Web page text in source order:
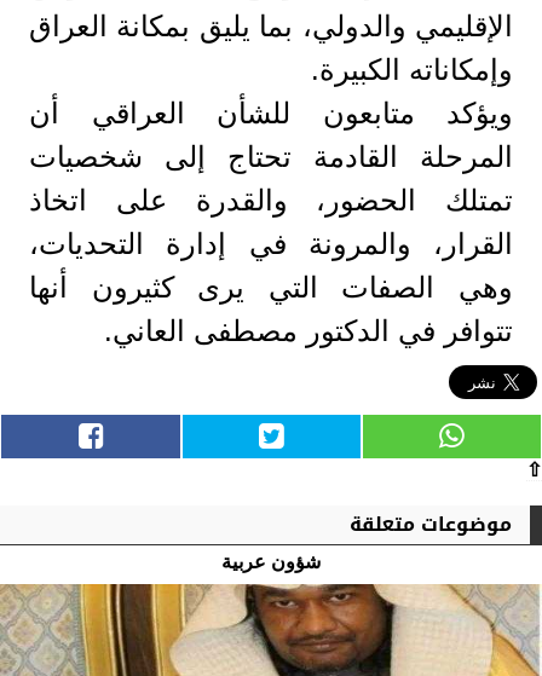
الإقليمي والدولي، بما يليق بمكانة العراق
وإمكاناته الكبيرة.
ويؤكد متابعون للشأن العراقي أن
المرحلة القادمة تحتاج إلى شخصيات
تمتلك الحضور، والقدرة على اتخاذ
القرار، والمرونة في إدارة التحديات،
وهي الصفات التي يرى كثيرون أنها
تتوافر في الدكتور مصطفى العاني.
⇧
موضوعات متعلقة
شؤون عربية